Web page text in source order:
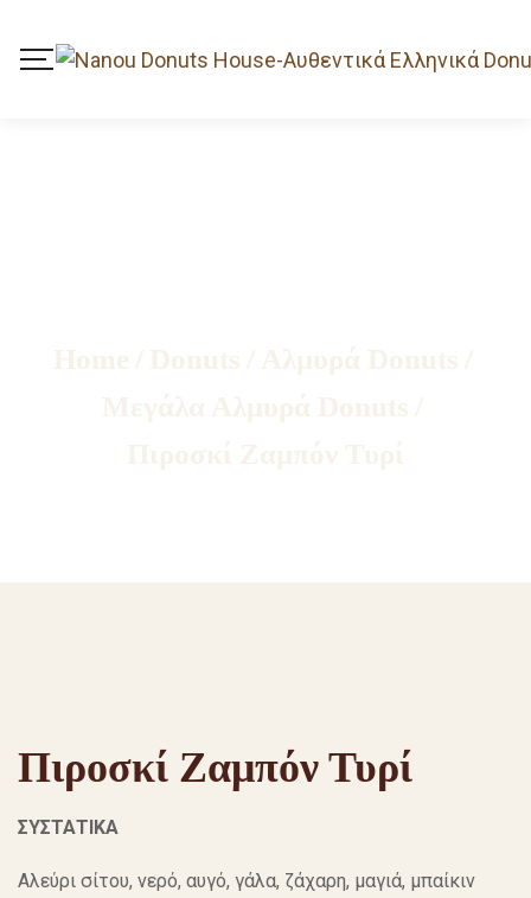
Πιροσκί Ζαμπόν Τυρί
ΣΥΣΤΑΤΙΚΑ
Αλεύρι σίτου, νερό, αυγό, γάλα, ζάχαρη, μαγιά, μπαίκιν